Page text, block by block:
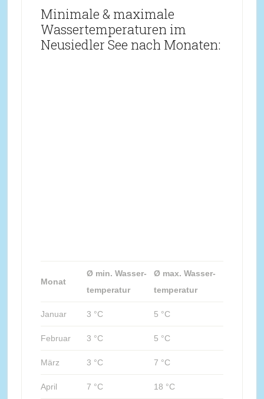
Minimale & maximale
Wassertemperaturen im
Neusiedler See nach Monaten:
Monat
Ø min. Wasser-
temperatur
Ø max. Wasser-
temperatur
Januar 3 °C 5 °C
Februar 3 °C 5 °C
März 3 °C 7 °C
April 7 °C 18 °C